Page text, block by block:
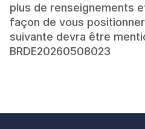
plus de renseignements
façon de vous
suivante devra être
BRDE20260508023